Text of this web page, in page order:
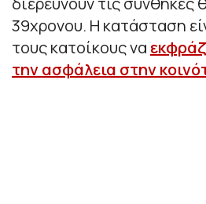
39χρονου. Η κατάσταση
τους κατοίκους να
την ασφάλεια στην